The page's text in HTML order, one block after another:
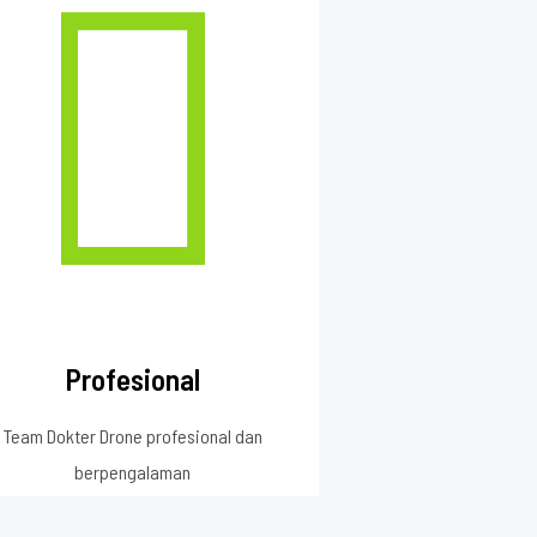
Profesional
Team Dokter Drone profesional dan
berpengalaman